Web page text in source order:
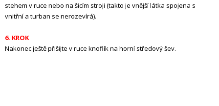
stehem v ruce nebo na šicím stroji (takto je vnější látka spojena s
vnitřní a turban se nerozevírá).
6. KROK
Nakonec ještě přišijte v ruce knoflík na horní středový šev.